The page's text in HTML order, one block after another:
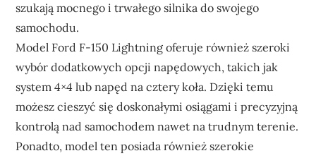
szukają mocnego i trwałego silnika do swojego
samochodu.
Model Ford F-150 Lightning oferuje również szeroki
wybór dodatkowych opcji napędowych, takich jak
system 4×4 lub napęd na cztery koła. Dzięki temu
możesz cieszyć się doskonałymi osiągami i precyzyjną
kontrolą nad samochodem nawet na trudnym terenie.
Ponadto, model ten posiada również szerokie